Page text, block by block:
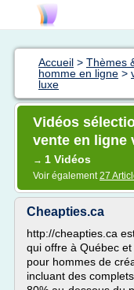
Accueil > Thèmes
homme en ligne >
luxe
Vidéos
vente en ligne
→ 1 Vidéos
Voir également27
Cheapties.ca
http://cheapties.ca
qui offre à Québec
pour hommes de
incluant des